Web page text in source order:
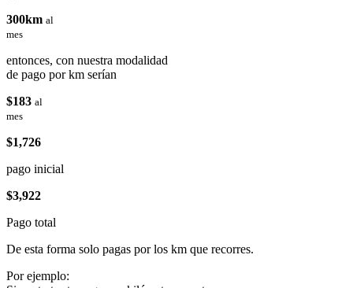
300km al
mes
entonces, con nuestra modalidad
de pago por km serían
$183 al
mes
$1,726
pago inicial
$3,922
Pago total
De esta forma solo pagas por los km que recorres.
Por ejemplo: